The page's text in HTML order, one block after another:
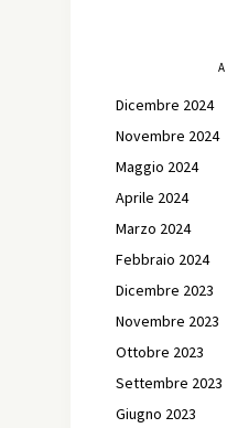
Dicembre 2024
Novembre 2024
Maggio 2024
Aprile 2024
Marzo 2024
Febbraio 2024
Dicembre 2023
Novembre 2023
Ottobre 2023
Settembre 2023
Giugno 2023